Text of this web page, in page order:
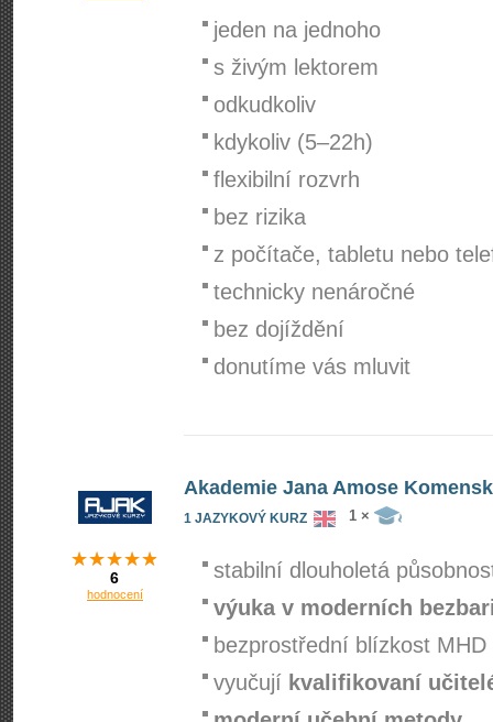
jeden na jednoho
s živým lektorem
odkudkoliv
kdykoliv (5–22h)
flexibilní rozvrh
bez rizika
z počítače, tabletu nebo
technicky nenáročné
bez dojíždění
donutíme vás mluvit
Akademie Jana Amose
1 JAZYKOVÝ KURZ 1 ×
6
hodnocení
stabilní dlouholetá
výuka v moderních
bezprostřední blízkost MHD
vyučují kvalifikovaní